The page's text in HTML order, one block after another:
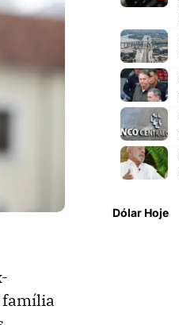
família
Dólar Hoje